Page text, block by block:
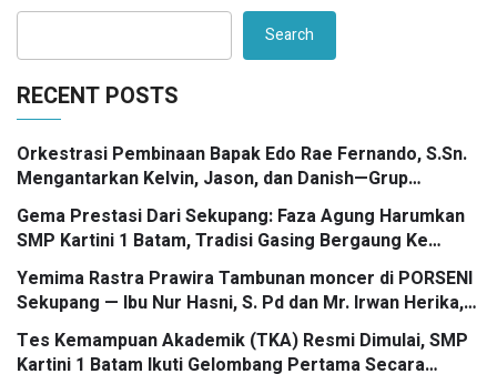
Search
RECENT POSTS
Orkestrasi Pembinaan Bapak Edo Rae Fernando, S.Sn.
Mengantarkan Kelvin, Jason, dan Danish—Grup
Ansambel SMP Kartini 1 Batam—Kembali Menorehkan
Juara II FLS3N dalam Panggung Kompetisi Bergengsi
Gema Prestasi Dari Sekupang: Faza Agung Harumkan
SMP Kartini 1 Batam, Tradisi Gasing Bergaung Ke
Tingkat Kota
Yemima Rastra Prawira Tambunan moncer di PORSENI
Sekupang — Ibu Nur Hasni, S. Pd dan Mr. Irwan Herika,
M. Pd apresiasi prestasi emas yang menggema
Tes Kemampuan Akademik (TKA) Resmi Dimulai, SMP
Kartini 1 Batam Ikuti Gelombang Pertama Secara